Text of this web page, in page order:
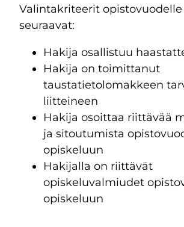
Valintakriteerit
seuraavat:
Hakija osallistuu
Hakija on toimittanut
taustatietolomakkeen
liitteineen
Hakija osoittaa riittävää
ja sitoutumista
opiskeluun
Hakijalla on riittävät
opiskeluvalmiudet
opiskeluun